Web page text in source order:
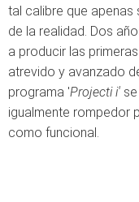
tal calibre que apenas
de la realidad. Dos
a producir las
atrevido y avanzado
programa 'Projecti i'
igualmente rompedor
como funcional.